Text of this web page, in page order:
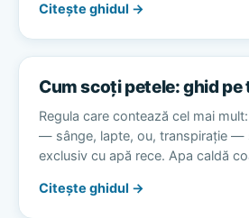
Citește ghidul →
Cum scoți petele: ghid pe
Regula care contează cel mai
— sânge, lapte, ou, transpirație —
exclusiv cu apă rece. Apa caldă
Citește ghidul →